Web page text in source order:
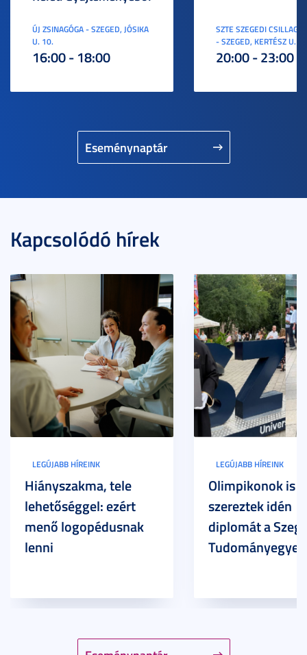
Eseménynaptár
ÚJ ZSINAGÓGA - SZEGED, JÓSIKA
U. 10.
16:00 - 18:00
SZTE SZEGEDI
- SZEGED, KERTÉSZ U. 3.
20:00 - 23:00
Kapcsolódó hírek
LEGÚJABB HÍREINK
Hiányszakma, tele
lehetőséggel: ezért
menő logopédusnak
lenni
LEGÚJABB HÍREINK
Olimpikonok is
szereztek idén
diplomát a